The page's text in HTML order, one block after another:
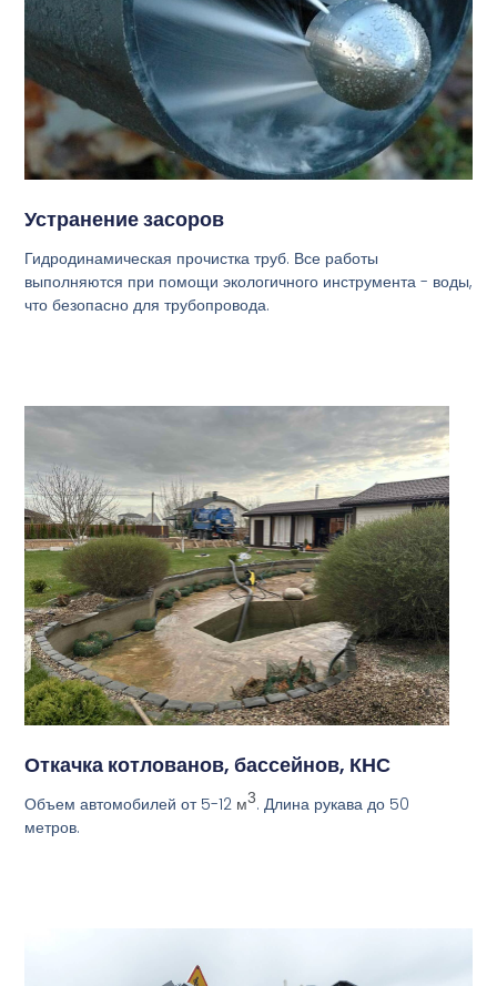
Устранение засоров
Гидродинамическая прочистка труб. Все работы
выполняются при помощи экологичного инструмента - воды,
что безопасно для трубопровода.
Откачка котлованов, бассейнов, КНС
Объем автомобилей от 5-12 м3. Длина рукава до 50
метров.